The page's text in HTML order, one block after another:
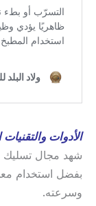
الأدوات
شهد مجال تسليك
بفضل استخدام
وسرعته.